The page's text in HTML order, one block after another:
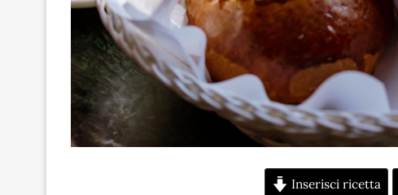
Inserisci ricetta